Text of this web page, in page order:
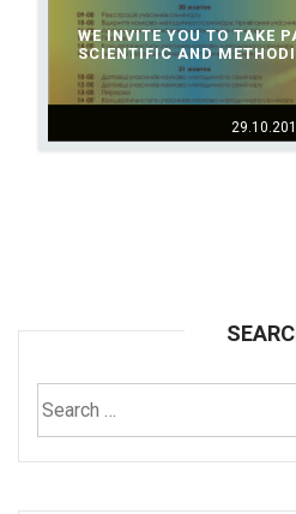
WE INVITE YOU TO TAKE
SCIENTIFIC AND